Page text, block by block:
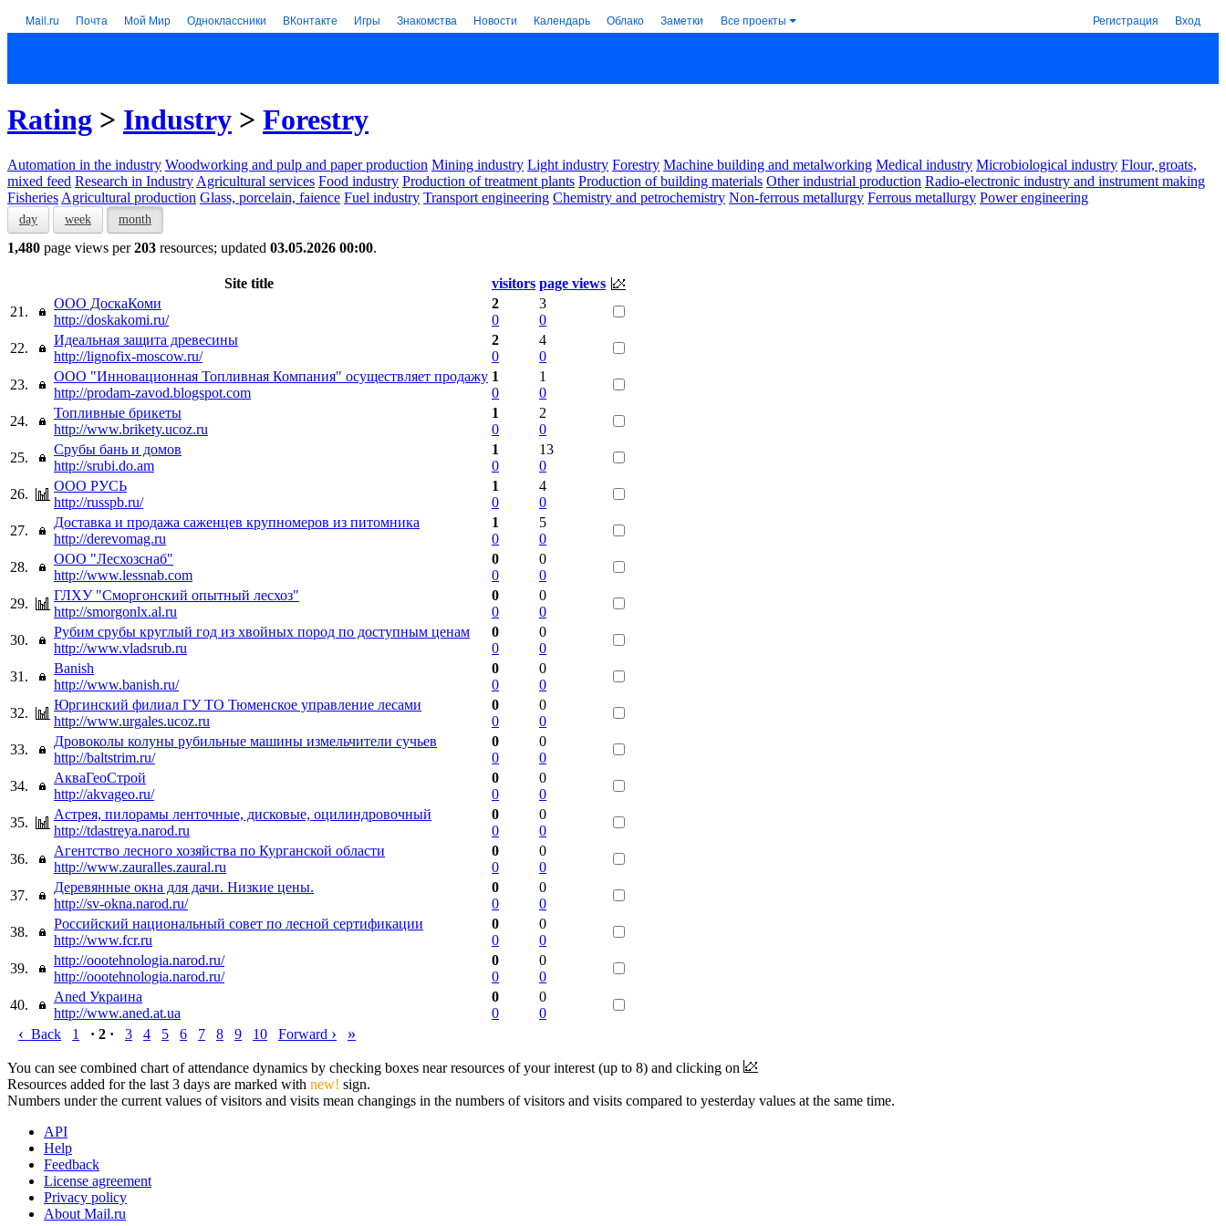
Mail.ru Почта Мой Мир Одноклассники ВКонтакте Игры Знакомства Новости Календарь Облако Заметки Все проекты Регистрация Вход
Rating > Industry > Forestry
Automation in the industry Woodworking and pulp and paper production Mining industry Light industry Forestry Machine building and metalworking Medical industry Microbiological industry Flour, groats,
mixed feed Research in Industry Agricultural services Food industry Production of treatment plants Production of building materials Other industrial production Radio-electronic industry and instrument making
Fisheries Agricultural production Glass, porcelain, faience Fuel industry Transport engineering Chemistry and petrochemistry Non-ferrous metallurgy Ferrous metallurgy Power engineering
day week month
1,480 page views per203 resources; updated 03.05.2026 00:00.
Site title visitors page views
21.
ООО ДоскаКоми
http://doskakomi.ru/
2
0
3
0
22.
Идеальная защита древесины
http://lignofix-moscow.ru/
2
0
4
0
23.
ООО "Инновационная Топливная Компания" осуществляет продажу
http://prodam-zavod.blogspot.com
1
0
1
0
24.
Топливные брикеты
http://www.brikety.ucoz.ru
1
0
2
0
25.
Срубы бань и домов
http://srubi.do.am
1
0
13
0
26.
ООО РУСЬ
http://russpb.ru/
1
0
4
0
27.
Доставка и продажа саженцев крупномеров из питомника
http://derevomag.ru
1
0
5
0
28.
ООО "Лесхозснаб"
http://www.lessnab.com
0
0
0
0
29.
ГЛХУ "Сморгонский опытный лесхоз"
http://smorgonlx.al.ru
0
0
0
0
30.
Рубим срубы круглый год из хвойных пород по доступным ценам
http://www.vladsrub.ru
0
0
0
0
31.
Banish
http://www.banish.ru/
0
0
0
0
32.
Юргинский филиал ГУ ТО Тюменское управление лесами
http://www.urgales.ucoz.ru
0
0
0
0
33.
Дровоколы колуны рубильные машины измельчители сучьев
http://baltstrim.ru/
0
0
0
0
34.
АкваГеоСтрой
http://akvageo.ru/
0
0
0
0
35.
Астрея, пилорамы ленточные, дисковые, оцилиндровочный
http://tdastreya.narod.ru
0
0
0
0
36.
Агентство лесного хозяйства по Курганской области
http://www.zauralles.zaural.ru
0
0
0
0
37.
Деревянные окна для дачи. Низкие цены.
http://sv-okna.narod.ru/
0
0
0
0
38.
Российский национальный совет по лесной сертификации
http://www.fcr.ru
0
0
0
0
39.
http://oootehnologia.narod.ru/
http://oootehnologia.narod.ru/
0
0
0
0
40.
Aned Украина
http://www.aned.at.ua
0
0
0
0
‹ Back 1 · 2 · 3 4 5 6 7 8 9 10 Forward › »
You can see combined chart of attendance dynamics by checking boxes near resources of your interest (up to 8) and clicking on
Resources added for the last 3 days are marked with new! sign.
Numbers under the current values of visitors and visits mean changings in the numbers of visitors and visits compared to yesterday values at the same time.
API
Help
Feedback
License agreement
Privacy policy
About Mail.ru